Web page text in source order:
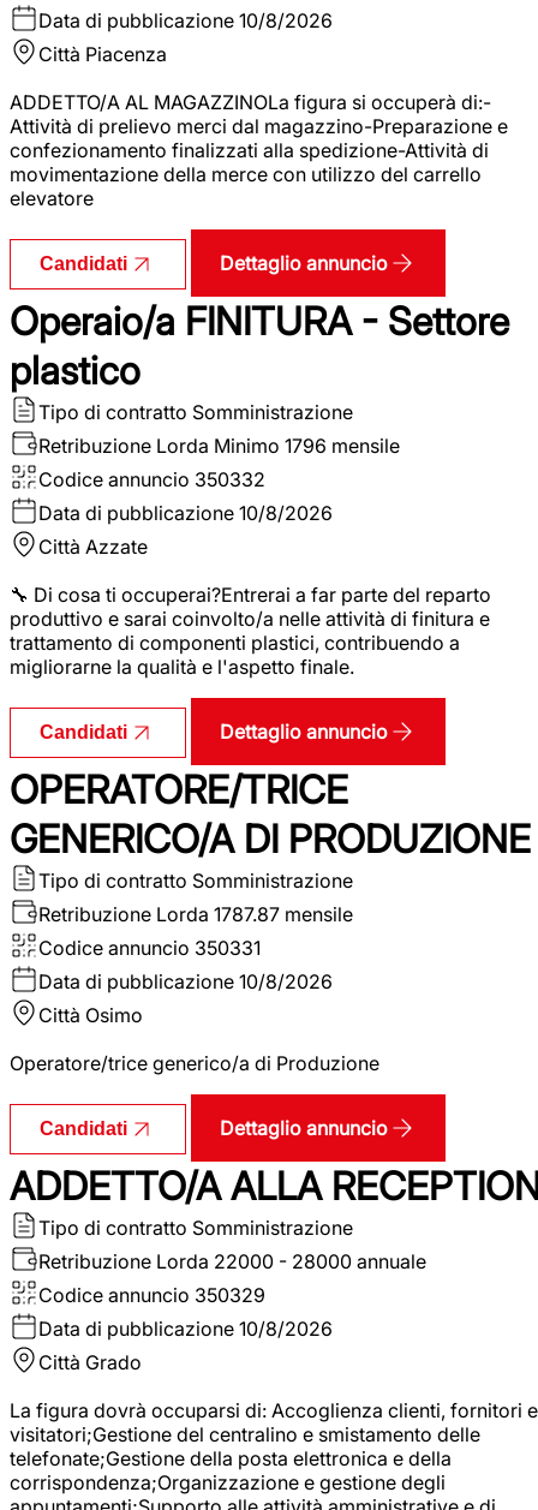
Data di pubblicazione 10/8/2026
Città Piacenza
ADDETTO/A AL MAGAZZINOLa figura si occuperà di:-
Attività di prelievo merci dal magazzino-Preparazione e
confezionamento finalizzati alla spedizione-Attività di
movimentazione della merce con utilizzo del carrello
elevatore
Candidati Dettaglio annuncio
Operaio/a FINITURA - Settore
plastico
Tipo di contratto Somministrazione
Retribuzione Lorda Minimo 1796 mensile
Codice annuncio 350332
Data di pubblicazione 10/8/2026
Città Azzate
🔧 Di cosa ti occuperai?Entrerai a far parte del reparto
produttivo e sarai coinvolto/a nelle attività di finitura e
trattamento di componenti plastici, contribuendo a
migliorarne la qualità e l'aspetto finale.
Candidati Dettaglio annuncio
OPERATORE/TRICE
GENERICO/A DI PRODUZIONE
Tipo di contratto Somministrazione
Retribuzione Lorda 1787.87 mensile
Codice annuncio 350331
Data di pubblicazione 10/8/2026
Città Osimo
Operatore/trice generico/a di Produzione
Candidati Dettaglio annuncio
ADDETTO/A ALLA
Tipo di contratto Somministrazione
Retribuzione Lorda 22000 - 28000 annuale
Codice annuncio 350329
Data di pubblicazione 10/8/2026
Città Grado
La figura dovrà occuparsi di: Accoglienza clienti, fornitori e
visitatori;Gestione del centralino e smistamento delle
telefonate;Gestione della posta elettronica e della
corrispondenza;Organizzazione e gestione degli